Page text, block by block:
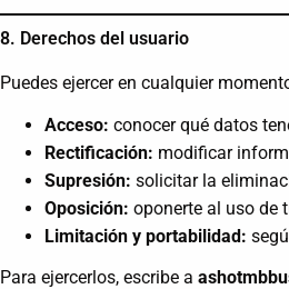
8. Derechos del usuario
Puedes ejercer en cualquier
Acceso: conocer qué datos
Rectificación: modificar
Supresión: solicitar la
Oposición: oponerte al uso de
Limitación y portabilidad:
Para ejercerlos, escribe a